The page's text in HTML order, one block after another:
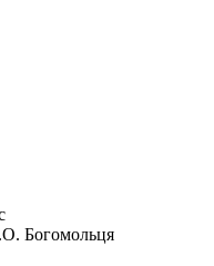
Богомольця